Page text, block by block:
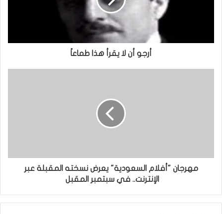
أرجو أن لا يقرأ هذا طماعاً
مهرجان "أفلام السعودية" يعرض نسخته المقبلة عبر
الإنترنت.. في سبتمبر المقبل